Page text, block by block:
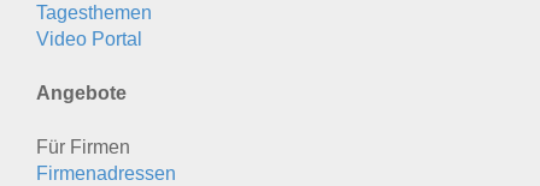
Tagesthemen
Video Portal
Angebote
Für Firmen
Firmenadressen